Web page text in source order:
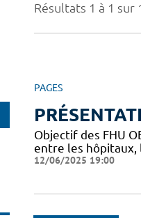
Résultats 1 à 1 sur
PAGES
Objectif des FHU
entre les hôpitaux,
12/06/2025 19:00